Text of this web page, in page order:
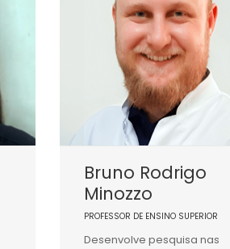
Bruno Rodrigo
Minozzo
PROFESSOR DE ENSINO SUPERIOR
Desenvolve pesquisa nas